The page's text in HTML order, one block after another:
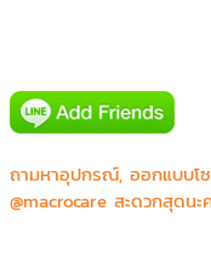
ถามหาอุปกรณ์, ออกแบบ
@macrocare สะดวกสุดนะ
Canon prachinburi
Honda R&D Asia
JVC Kenwood